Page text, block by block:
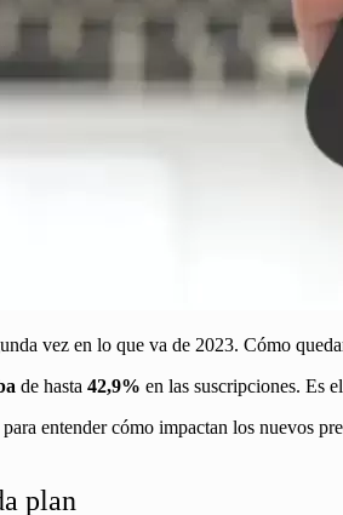
vez en lo que va de 2023. Cómo
de hasta 42,9% en las suscripciones. Es
para entender cómo impactan los nuevos
plan